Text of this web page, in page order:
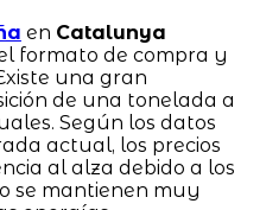
en Catalunya
formato de compra y
una gran
de una tonelada a
Según los datos
actual, los precios
al alza debido a los
se mantienen muy